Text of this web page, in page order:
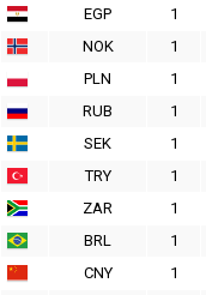
EGP
1
NOK
1
PLN
1
RUB
1
SEK
1
TRY
1
ZAR
1
BRL
1
CNY
1